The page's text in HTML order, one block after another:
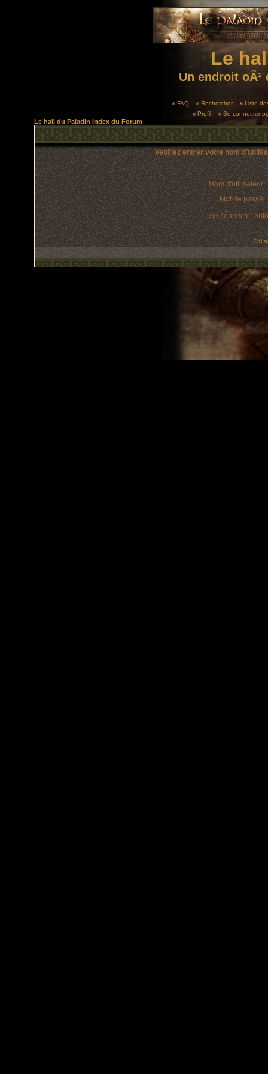
Le
Un endroit
FAQ Rechercher
Liste
Profil
Se connecter
Le hall du Paladin Index du Forum
Veuillez entrer votre nom
Nom d'utilisateur:
Mot de passe:
Se connecter
J'ai
Powered by